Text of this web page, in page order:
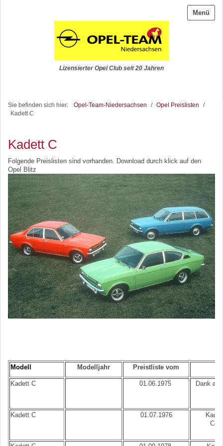
Menü
Lizensierter Opel Club seit 20 Jahren
Sie befinden sich hier: Opel-Team-Niedersachsen / Opel Preislisten
/
Kadett C
Kadett C
Folgende Preislisten sind vorhanden. Download durch klick auf den
Opel Blitz
Modell Modelljahr Preistliste vom
Kadett C 01.06.1975 Dank an
Kadett C 01.07.1976